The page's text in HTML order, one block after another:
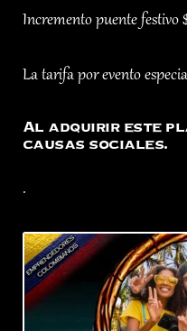
Incremento puente festivo
La tarifa por evento
Al adquirir este
causas sociales.
.